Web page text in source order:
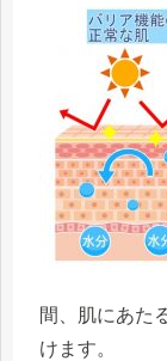
間、肌にあた
けます。